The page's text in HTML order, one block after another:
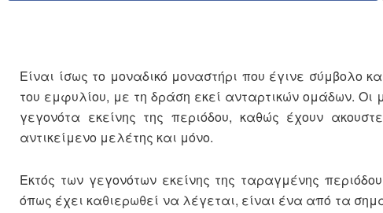
Είναι ίσως το μοναδικό μοναστήρι που έγινε σύμβολο
του εμφυλίου, με τη δράση εκεί ανταρτικών ομάδων.
γεγονότα εκείνης της περιόδου, καθώς έχουν
αντικείμενο μελέτης και μόνο.
Εκτός των γεγονότων εκείνης της ταραγμένης
όπως έχει καθιερωθεί να λέγεται, είναι ένα από τα